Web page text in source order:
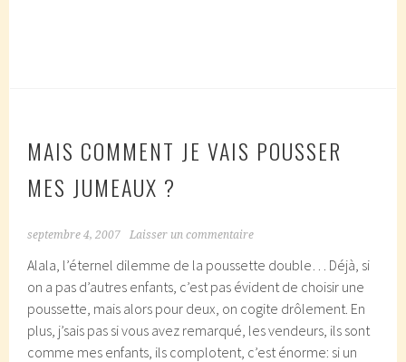
MAIS COMMENT JE VAIS POUSSER
MES JUMEAUX ?
septembre 4, 2007 Laisser un commentaire
Alala, l’éternel dilemme de la poussette double… Déjà, si
on a pas d’autres enfants, c’est pas évident de choisir une
poussette, mais alors pour deux, on cogite drôlement. En
plus, j’sais pas si vous avez remarqué, les vendeurs, ils sont
comme mes enfants, ils complotent, c’est énorme: si un